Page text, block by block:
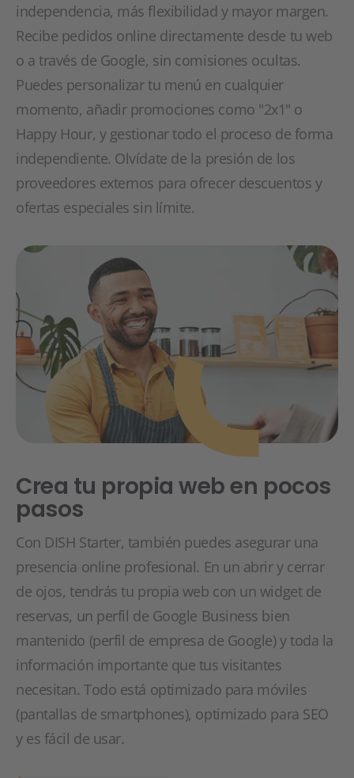
independencia, más flexibilidad y mayor margen.
Recibe pedidos online directamente desde tu web
o a través de Google, sin comisiones ocultas.
Puedes personalizar tu menú en cualquier
momento, añadir promociones como "2x1" o
Happy Hour, y gestionar todo el proceso de forma
independiente. Olvídate de la presión de los
proveedores externos para ofrecer descuentos y
ofertas especiales sin límite.
Crea tu propia web en pocos
pasos
Con DISH Starter, también puedes asegurar una
presencia online profesional. En un abrir y cerrar
de ojos, tendrás tu propia web con un widget de
reservas, un perfil de Google Business bien
mantenido (perfil de empresa de Google) y toda la
información importante que tus visitantes
necesitan. Todo está optimizado para móviles
(pantallas de smartphones), optimizado para SEO
y es fácil de usar.